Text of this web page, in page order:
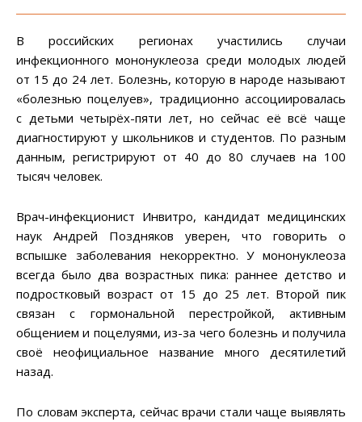
В российских регионах участились случаи
инфекционного мононуклеоза среди молодых людей
от 15 до 24 лет. Болезнь, которую в народе называют
«болезнью поцелуев», традиционно ассоциировалась
с детьми четырёх-пяти лет, но сейчас её всё чаще
диагностируют у школьников и студентов. По разным
данным, регистрируют от 40 до 80 случаев на 100
тысяч человек.
Врач-инфекционист Инвитро, кандидат медицинских
наук Андрей Поздняков уверен, что говорить о
вспышке заболевания некорректно. У мононуклеоза
всегда было два возрастных пика: раннее детство и
подростковый возраст от 15 до 25 лет. Второй пик
связан с гормональной перестройкой, активным
общением и поцелуями, из-за чего болезнь и получила
своё неофициальное название много десятилетий
назад.
По словам эксперта, сейчас врачи стали чаще выявлять